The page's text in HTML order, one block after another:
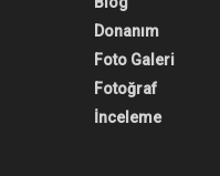
Başladı